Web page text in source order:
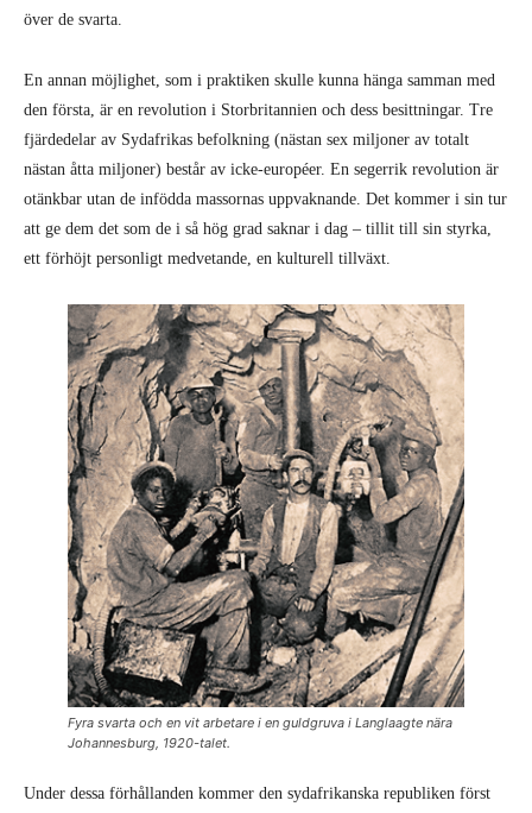
över de svarta.
En annan möjlighet, som i praktiken skulle kunna hänga samman med
den första, är en revolution i Storbritannien och dess besittningar. Tre
fjärdedelar av Sydafrikas befolkning (nästan sex miljoner av totalt
nästan åtta miljoner) består av icke-européer. En segerrik revolution är
otänkbar utan de infödda massornas uppvaknande. Det kommer i sin tur
att ge dem det som de i så hög grad saknar i dag – tillit till sin styrka,
ett förhöjt personligt medvetande, en kulturell tillväxt.
Fyra svarta och en vit arbetare i en guldgruva i Langlaagte nära
Johannesburg, 1920-talet.
Under dessa förhållanden kommer den sydafrikanska republiken först